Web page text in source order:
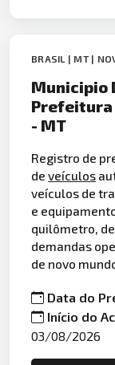
BRASIL | MT |
Municipio
Prefeitura
- MT
Registro de
deveículos
veículos de
e
quilômetro,
demandas
de novo
Data do
Início do
03/08/2026